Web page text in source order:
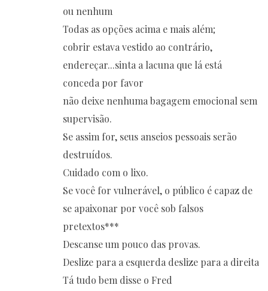
ou nenhum
Todas as opções acima e mais além;
cobrir estava vestido ao contrário,
endereçar...sinta a lacuna que lá está
conceda por favor
não deixe nenhuma bagagem emocional sem
supervisão.
Se assim for, seus anseios pessoais serão
destruídos.
Cuidado com o lixo.
Se você for vulnerável, o público é capaz de
se apaixonar por você sob falsos
pretextos***
Descanse um pouco das provas.
Deslize para a esquerda deslize para a direita
Tá tudo bem disse o Fred